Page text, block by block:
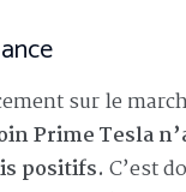
sur le
Prime Tesla
positifs. C’est